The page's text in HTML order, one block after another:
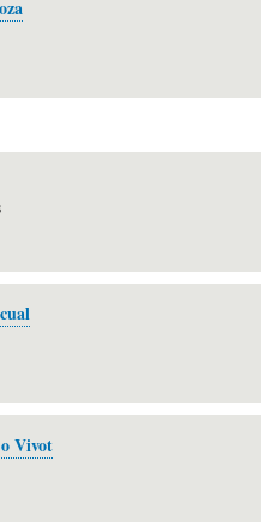
Vivot